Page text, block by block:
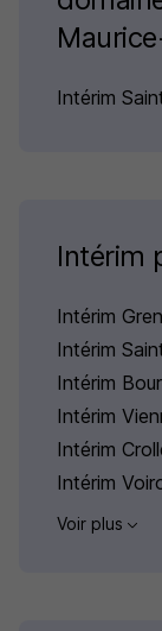
Intérim
Intérim
Intérim
Intérim
Intérim
Intérim
Intérim
Intérim
Voir plus